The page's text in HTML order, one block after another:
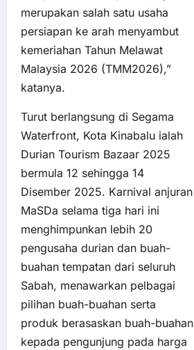
merupakan salah satu usaha
persiapan ke arah menyambut
kemeriahan Tahun Melawat
Malaysia 2026 (TMM2026),”
katanya.
Turut berlangsung di Segama
Waterfront, Kota Kinabalu ialah
Durian Tourism Bazaar 2025
bermula 12 sehingga 14
Disember 2025. Karnival anjuran
MaSDa selama tiga hari ini
menghimpunkan lebih 20
pengusaha durian dan buah-
buahan tempatan dari seluruh
Sabah, menawarkan pelbagai
pilihan buah-buahan serta
produk berasaskan buah-buahan
kepada pengunjung pada harga